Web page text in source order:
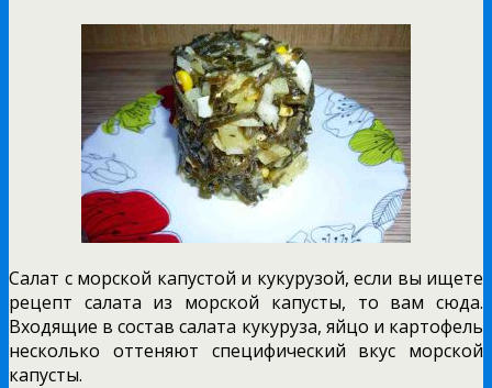
Салат с морской капустой и кукурузой, если вы ищете
рецепт салата из морской капусты, то вам сюда.
Входящие в состав салата кукуруза, яйцо и картофель
несколько оттеняют специфический вкус морской
капусты.